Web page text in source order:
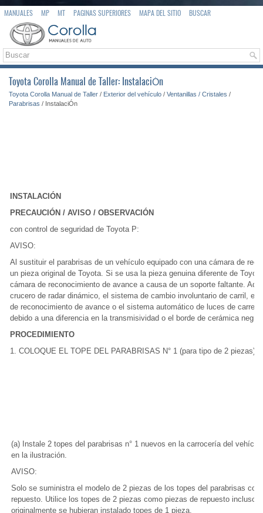
MANUALES MP MT PAGINAS SUPERIORES MAPA DEL SITIO BUSCAR
Toyota Corolla Manual de Taller: InstalaciÓn
Toyota Corolla Manual de Taller / Exterior del vehículo / Ventanillas / Cristales /
Parabrisas / InstalaciÓn
INSTALACIÓN
PRECAUCIÓN / AVISO / OBSERVACIÓN
con control de seguridad de Toyota P:
AVISO:
Al sustituir el parabrisas de un vehículo equipado con una cámara de
un pieza original de Toyota. Si se usa la pieza genuina diferente de
cámara de reconocimiento de avance a causa de un soporte faltante.
crucero de radar dinámico, el sistema de cambio involuntario de carril, el
de reconocimiento de avance o el sistema automático de luces de
debido a una diferencia en la transmisividad o el borde de cerámica negra.
PROCEDIMIENTO
1. COLOQUE EL TOPE DEL PARABRISAS N° 1 (para tipo de 2 piezas)
(a) Instale 2 topes del parabrisas n° 1 nuevos en la carrocería del
en la ilustración.
AVISO:
Solo se suministra el modelo de 2 piezas de los topes del parabrisas
repuesto. Utilice los topes de 2 piezas como piezas de repuesto incluso
originalmente se hubieran instalado topes de 1 pieza.